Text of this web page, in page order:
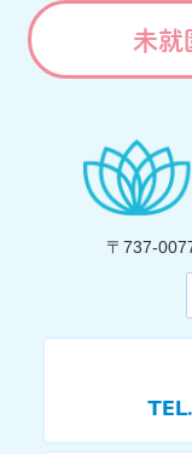
未就
〒737-
TEL